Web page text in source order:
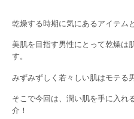
乾燥する時期に気にあるアイテム
美肌を目指す男性にとって乾燥は
す。
みずみずしく若々しい肌はモテる
そこで今回は、潤い肌を手に入れ
介！